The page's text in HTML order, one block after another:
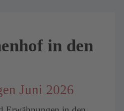
in den
Juni 2026